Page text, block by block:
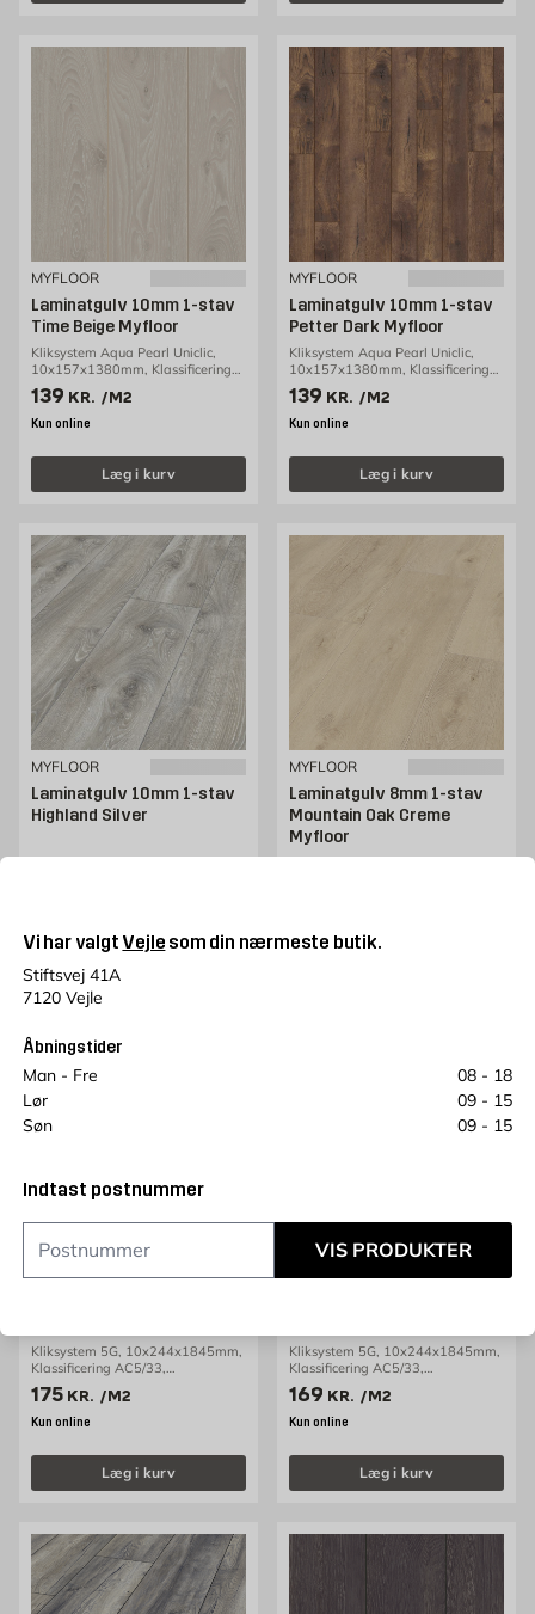
Vi har valgt Vejle som din nærmeste butik.
Stiftsvej 41A
7120 Vejle
Åbningstider
Man - Fre
08 - 18
Lør
09 - 15
Søn
09 - 15
Indtast postnummer
VIS PRODUKTER
MYFLOOR
Laminatgulv 10mm 1-stav
Time Beige Myfloor
Kliksystem Aqua Pearl Uniclic,
10x157x1380mm, Klassificering
AC5/33, 1,30m2/pakke
Pris 139 kr. /m2
139 KR. /M2
Kun online
Læg i kurv
MYFLOOR
Laminatgulv 10mm 1-stav
Petter Dark Myfloor
Kliksystem Aqua Pearl Uniclic,
10x157x1380mm, Klassificering
AC5/33, 1,30m2/pakke
Pris 139 kr. /m2
139 KR. /M2
Kun online
Læg i kurv
MYFLOOR
Laminatgulv 10mm 1-stav
Highland Silver
Kliksystem 5G, 10x244x1845mm,
Kun online
Læg i kurv
MYFLOOR
Laminatgulv 8mm 1-stav
Mountain Oak Creme
Myfloor
Kliksystem 5G, 8x244x1380mm,
Kun online
MYFLOOR
Kliksystem 5G, 10x244x1845mm,
Klassificering AC5/33,
1,80m2/pakke
Pris 175 kr. /m2
175 KR. /M2
Kun online
Læg i kurv
MYFLOOR
Kliksystem 5G, 10x244x1845mm,
Klassificering AC5/33,
1,80m2/pakke
Pris 169 kr. /m2
169 KR. /M2
Kun online
Læg i kurv